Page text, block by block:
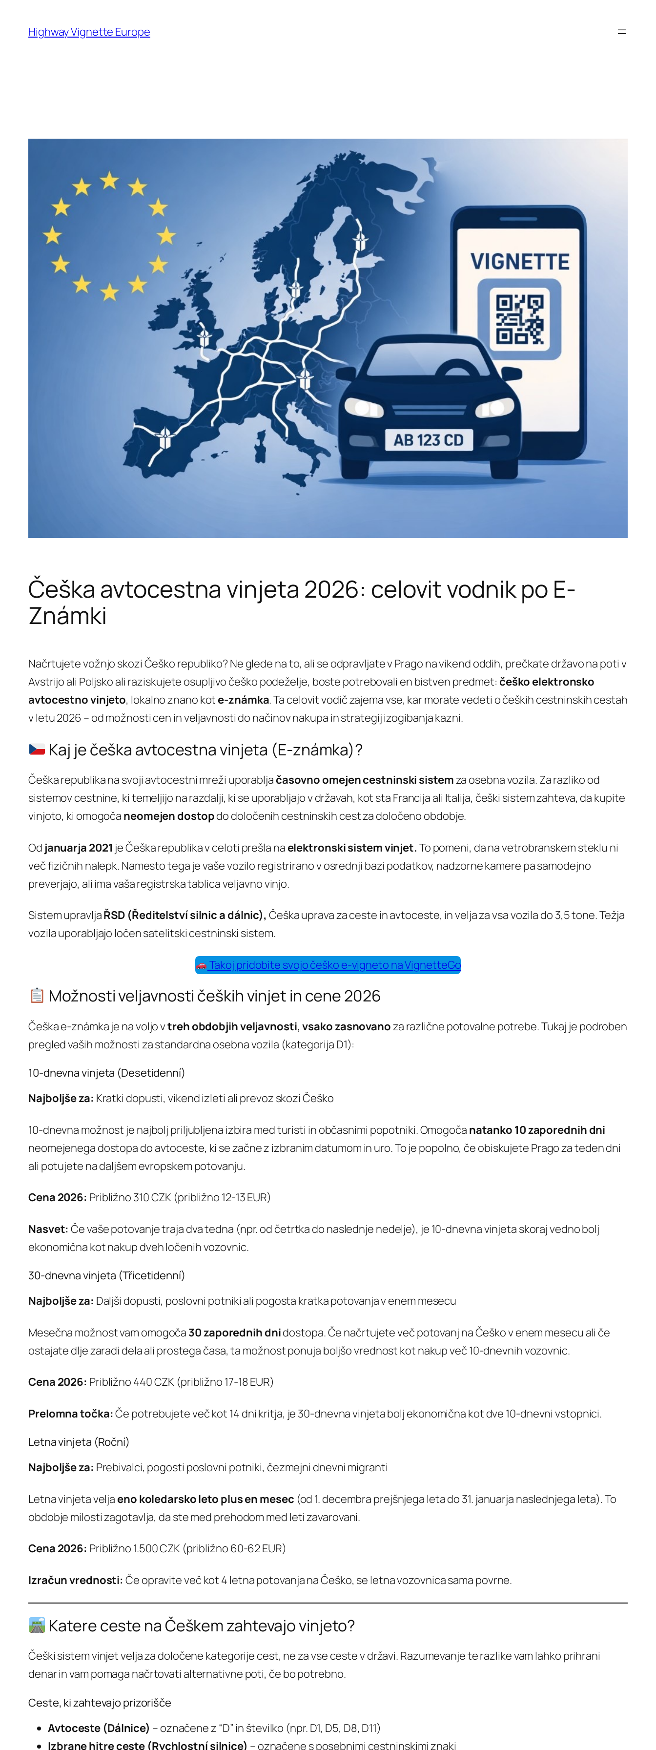
content
Highway Vignette Europe
Češka avtocestna vinjeta 2026: celovit vodnik po E-
Známki
Načrtujete vožnjo skozi Češko republiko? Ne glede na to, ali se odpravljate v Prago na vikend oddih, prečkate državo na poti v
Avstrijo ali Poljsko ali raziskujete osupljivo češko podeželje, boste potrebovali en bistven predmet: češko elektronsko
avtocestno vinjeto, lokalno znano kot e-známka. Ta celovit vodič zajema vse, kar morate vedeti o čeških cestninskih cestah
v letu 2026 – od možnosti cen in veljavnosti do načinov nakupa in strategij izogibanja kazni.
Kaj je češka avtocestna vinjeta (E-známka)?
Češka republika na svoji avtocestni mreži uporablja časovno omejen cestninski sistemza osebna vozila. Za razliko od
sistemov cestnine, ki temeljijo na razdalji, ki se uporabljajo v državah, kot sta Francija ali Italija, češki sistem zahteva, da kupite
vinjoto, ki omogoča neomejen dostopdo določenih cestninskih cest za določeno obdobje.
Od januarja 2021 je Češka republika v celoti prešla na elektronski sistem vinjet. To pomeni, da na vetrobranskem steklu ni
več fizičnih nalepk. Namesto tega je vaše vozilo registrirano v osrednji bazi podatkov, nadzorne kamere pa samodejno
preverjajo, ali ima vaša registrska tablica veljavno vinjo.
Sistem upravljaŘSD (Ředitelství silnic a dálnic), Češka uprava za ceste in avtoceste, in velja za vsa vozila do 3,5 tone. Težja
vozila uporabljajo ločen satelitski cestninski sistem.
Takoj pridobite svojo češko e-vigneto na VignetteGo
Možnosti veljavnosti čeških vinjet in cene 2026
Češka e-známka je na voljo vtreh obdobjih veljavnosti, vsako zasnovanoza različne potovalne potrebe. Tukaj je podroben
pregled vaših možnosti za standardna osebna vozila (kategorija D1):
10-dnevna vinjeta (Desetidenní)
Najboljše za: Kratki dopusti, vikend izleti ali prevoz skozi Češko
10-dnevna možnost je najbolj priljubljena izbira med turisti in občasnimi popotniki. Omogoča natanko 10 zaporednih dni
neomejenega dostopa do avtoceste, ki se začne z izbranim datumom in uro. To je popolno, če obiskujete Prago za teden dni
ali potujete na daljšem evropskem potovanju.
Cena 2026: Približno 310 CZK (približno 12-13 EUR)
Nasvet: Če vaše potovanje traja dva tedna (npr. od četrtka do naslednje nedelje), je 10-dnevna vinjeta skoraj vedno bolj
ekonomična kot nakup dveh ločenih vozovnic.
30-dnevna vinjeta (Třicetidenní)
Najboljše za: Daljši dopusti, poslovni potniki ali pogosta kratka potovanja v enem mesecu
Mesečna možnost vam omogoča 30 zaporednih dnidostopa. Če načrtujete več potovanj na Češko v enem mesecu ali če
ostajate dlje zaradi dela ali prostega časa, ta možnost ponuja boljšo vrednost kot nakup več 10-dnevnih vozovnic.
Cena 2026: Približno 440 CZK (približno 17-18 EUR)
Prelomna točka:Če potrebujete več kot 14 dni kritja, je 30-dnevna vinjeta bolj ekonomična kot dve 10-dnevni vstopnici.
Letna vinjeta (Roční)
Najboljše za: Prebivalci, pogosti poslovni potniki, čezmejni dnevni migranti
Letna vinjeta velja eno koledarsko leto plus en mesec (od 1. decembra prejšnjega leta do 31. januarja naslednjega leta). To
obdobje milosti zagotavlja, da ste med prehodom med leti zavarovani.
Cena 2026: Približno 1.500 CZK (približno 60-62 EUR)
Izračun vrednosti: Če opravite več kot 4 letna potovanja na Češko, se letna vozovnica sama povrne.
Katere ceste na Češkem zahtevajo vinjeto?
Češki sistem vinjet velja za določene kategorije cest, ne za vse ceste v državi. Razumevanje te razlike vam lahko prihrani
denar in vam pomaga načrtovati alternativne poti, če bo potrebno.
Ceste, ki zahtevajo prizorišče
Avtoceste (Dálnice) – označene z “D” in številko (npr. D1, D5, D8, D11)
Izbrane hitre ceste (Rychlostní silnice) – označene s posebnimi cestninskimi znaki